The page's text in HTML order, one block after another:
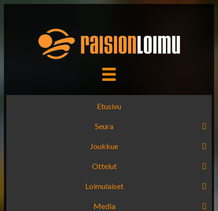
Etusivu
Seura
Joukkue
Ottelut
Loimulaiset
Media